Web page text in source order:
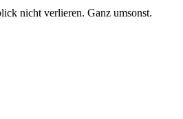
nicht verlieren. Ganz umsonst.